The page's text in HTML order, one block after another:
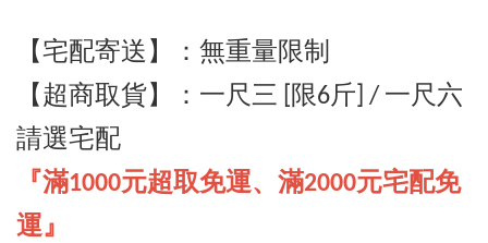
【宅配寄送】 ： 無重量限制
【超商取貨】
：一尺三 [
限6斤] / 一尺六
請選宅配
『滿1000元超取免運、滿2000元宅配免
運』